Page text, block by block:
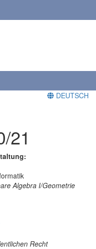
DEUTSCH
21
Algebra I/Geometrie
Recht